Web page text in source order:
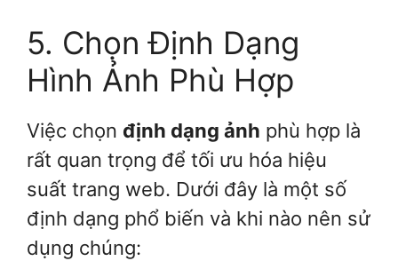
5. Chọn Định Dạng
Hình Ảnh Phù Hợp
Việc chọn định dạng ảnh phù hợp là
rất quan trọng để tối ưu hóa hiệu
suất trang web. Dưới đây là một số
định dạng phổ biến và khi nào nên sử
dụng chúng: